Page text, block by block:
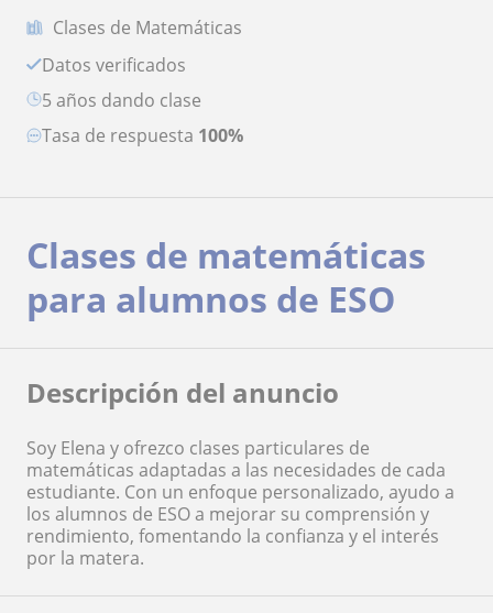
Clases de Matemáticas
Datos verificados
5 años dando clase
Tasa de respuesta 100%
Clases de matemáticas
para alumnos de ESO
Descripción del anuncio
Soy Elena y ofrezco clases particulares de
matemáticas adaptadas a las necesidades de cada
estudiante. Con un enfoque personalizado, ayudo a
los alumnos de ESO a mejorar su comprensión y
rendimiento, fomentando la confianza y el interés
por la matera.